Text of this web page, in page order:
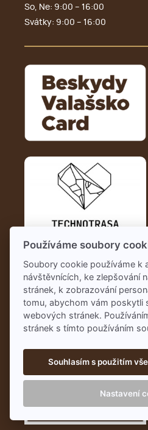
So, Ne: 9:00 – 16:00
Svátky: 9:00 – 16:00
Používáme soubory
Soubory cookie používáme k
návštěvnících, ke zlepšování
stránek, k zobrazování
tomu, abychom vám poskytli
webových stránek.
stránek s tímto používáním
Souhlasím s použitím
Nastavení